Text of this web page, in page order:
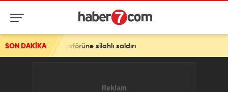
SON DAKİKA
şoförüne silahlı saldırı